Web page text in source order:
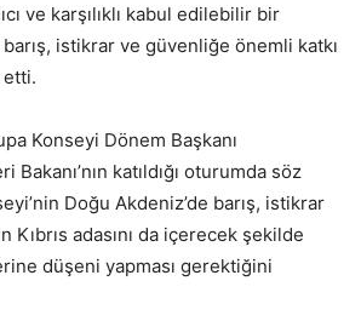
ve karşılıklı kabul edilebilir bir
istikrar ve güvenliğe önemli katkı
etti.
Konseyi Dönem Başkanı
Bakanı’nın katıldığı oturumda söz
Doğu Akdeniz’de barış, istikrar
Kıbrıs adasını da içerecek şekilde
düşeni yapması gerektiğini